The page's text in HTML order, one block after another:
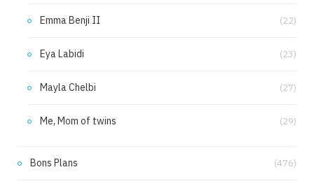
Emma Benji II (22)
Eya Labidi (23)
Mayla Chelbi (27)
Me, Mom of twins (29)
Bons Plans (476)